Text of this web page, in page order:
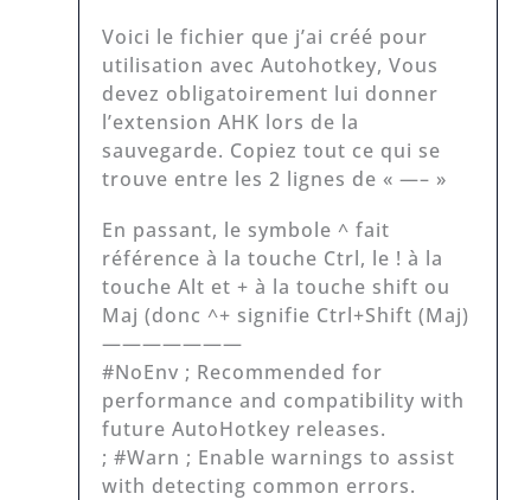
Voici le fichier que j’ai créé pour
utilisation avec Autohotkey, Vous
devez obligatoirement lui donner
l’extension AHK lors de la
sauvegarde. Copiez tout ce qui se
trouve entre les 2 lignes de « —– »
En passant, le symbole ^ fait
référence à la touche Ctrl, le ! à la
touche Alt et + à la touche shift ou
Maj (donc ^+ signifie Ctrl+Shift (Maj)
———————
#NoEnv ; Recommended for
performance and compatibility with
future AutoHotkey releases.
; #Warn ; Enable warnings to assist
with detecting common errors.